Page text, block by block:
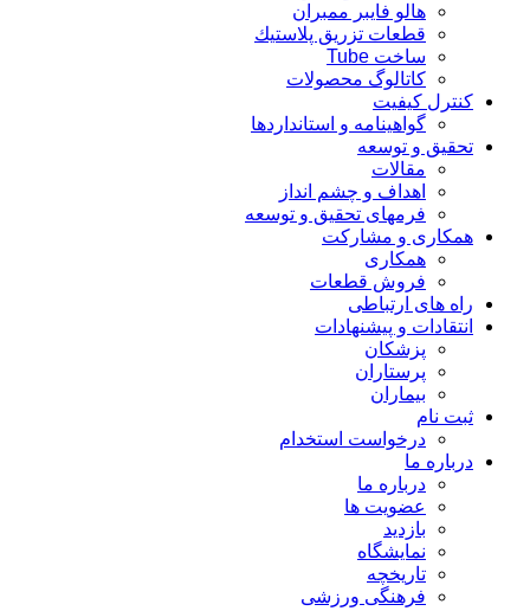
هالو فایبر ممبران
قطعات تزريق پلاستيك
ساخت Tube
کاتالوگ محصولات
کنترل کیفیت
گواهينامه و استانداردها
تحقيق و توسعه
مقالات
اهداف و چشم انداز
فرمهای تحقیق و توسعه
همکاری و مشارکت
همکاری
فروش قطعات
راه های ارتباطی
انتقادات و پيشنهادات
پزشكان
پرستاران
بيماران
ثبت نام
درخواست استخدام
درباره ما
درباره ما
عضویت ها
بازدید
نمایشگاه
تاريخچه
فرهنگی ورزشی